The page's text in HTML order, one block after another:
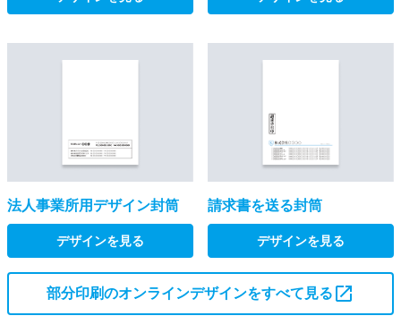
法人事業所用デザイン封筒
デザインを見る
請求書を送る封筒
デザインを見る
部分印刷のオンラインデザインをすべて見る